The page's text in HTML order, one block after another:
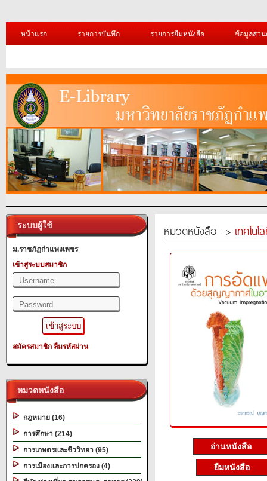
หน้าแรก รายการบันทึก รายการยืมหนังสือ ข้อมูลส่ว
ระบบผู้ใช้
ม.ราชภัฏกำแพงเพชร
เข้าสู่ระบบสมาชิก
สมัครสมาชิก ลืมรหัสผ่าน
หมวดหนังสือ
กฎหมาย (16)
การศึกษา (214)
การเกษตรและชีววิทยา (95)
การเมืองและการปกครอง (4)
หมวดหนังสือ -> เทคโน
อ่านหนังสือ
ยืมหนังสือ